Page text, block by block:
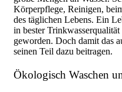
Körperpflege, Reinigen,
des täglichen Lebens. Ein
in bester
geworden. Doch damit das
seinen Teil dazu beitragen.
Ökologisch Waschen